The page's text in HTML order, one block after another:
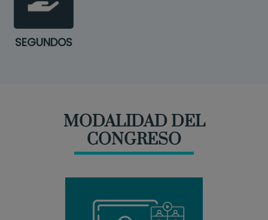
SEGUNDOS
MODALIDAD DEL
CONGRESO